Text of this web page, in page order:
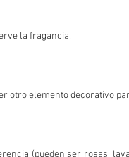
la fragancia.
otro elemento decorativo